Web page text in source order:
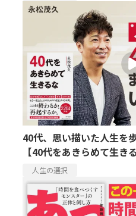
40代、思い描いた人生を
【40代をあきらめて生き
人生の選択